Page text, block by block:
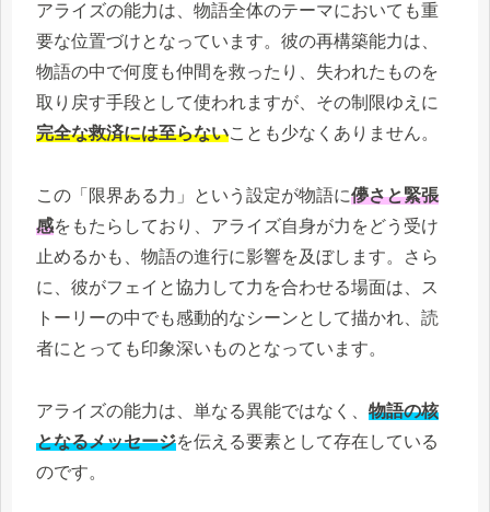
アライズの能力は、物語全体のテーマにおいても重
要な位置づけとなっています。彼の再構築能力は、
物語の中で何度も仲間を救ったり、失われたものを
取り戻す手段として使われますが、その制限ゆえに
完全な救済には至らないことも少なくありません。
この「限界ある力」という設定が物語に儚さと緊張
感をもたらしており、アライズ自身が力をどう受け
止めるかも、物語の進行に影響を及ぼします。さら
に、彼がフェイと協力して力を合わせる場面は、ス
トーリーの中でも感動的なシーンとして描かれ、読
者にとっても印象深いものとなっています。
アライズの能力は、単なる異能ではなく、 物語の核
となるメッセージを伝える要素として存在している
のです。